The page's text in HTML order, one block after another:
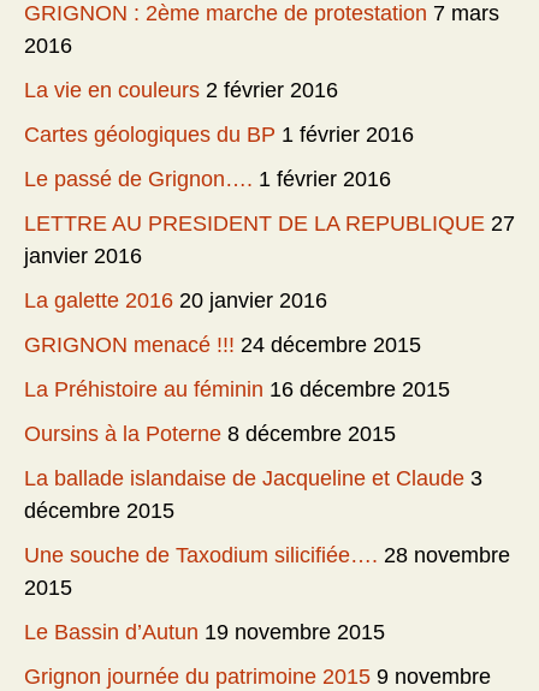
GRIGNON : 2ème marche de protestation 7 mars
2016
La vie en couleurs 2 février 2016
Cartes géologiques du BP 1 février 2016
Le passé de Grignon…. 1 février 2016
LETTRE AU PRESIDENT DE LA REPUBLIQUE 27
janvier 2016
La galette 2016 20 janvier 2016
GRIGNON menacé !!! 24 décembre 2015
La Préhistoire au féminin 16 décembre 2015
Oursins à la Poterne 8 décembre 2015
La ballade islandaise de Jacqueline et Claude 3
décembre 2015
Une souche de Taxodium silicifiée…. 28 novembre
2015
Le Bassin d’Autun 19 novembre 2015
Grignon journée du patrimoine 2015 9 novembre